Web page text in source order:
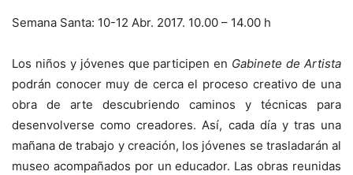
Semana Santa: 10-12 Abr. 2017. 10.00 – 14.00 h
Los niños y jóvenes que participen en Gabinete de Artista
podrán conocer muy de cerca el proceso creativo de una
obra de arte descubriendo caminos y técnicas para
desenvolverse como creadores. Así, cada día y tras una
mañana de trabajo y creación, los jóvenes se trasladarán al
museo acompañados por un educador. Las obras reunidas